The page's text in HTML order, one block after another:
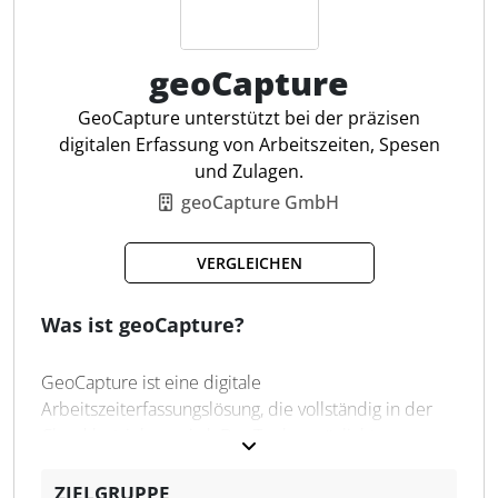
Zeiterfassung per App
Pausen und Fahrzeiten stempeln
Abwesenheiten verwalten
Projekte planen und auswerten
Projektzeiten direkt abrechnen
Digitale Projektakten nutzen
Digitale Personalakte nutzen
Digitale Kundenbestätigung
Flexible Arbeitszeitmodelle
geoCapture
GeoCapture unterstützt bei der präzisen
digitalen Erfassung von Arbeitszeiten, Spesen
und Zulagen.
geoCapture GmbH
VERGLEICHEN
Was ist geoCapture?
GeoCapture ist eine digitale
Arbeitszeiterfassungslösung, die vollständig in der
Abwesenheiten präzise und EuGH-konform zu